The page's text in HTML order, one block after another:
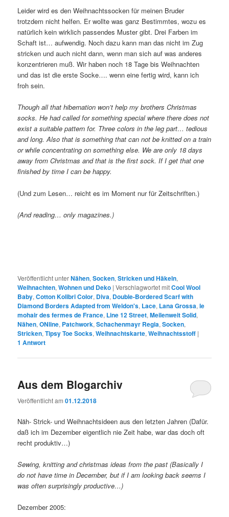
Leider wird es den Weihnachtssocken für meinen Bruder
trotzdem nicht helfen. Er wollte was ganz Bestimmtes, wozu es
natürlich kein wirklich passendes Muster gibt. Drei Farben im
Schaft ist… aufwendig. Noch dazu kann man das nicht im Zug
stricken und auch nicht dann, wenn man sich auf was anderes
konzentrieren muß. Wir haben noch 18 Tage bis Weihnachten
und das ist die erste Socke…. wenn eine fertig wird, kann ich
froh sein.
Though all that hibernation won’t help my brothers Christmas
socks. He had called for something special where there does not
exist a suitable pattern for. Three colors in the leg part… tedious
and long. Also that is something that can not be knitted on a train
or while concentrating on something else. We are only 18 days
away from Christmas and that is the first sock. If I get that one
finished by time I can be happy.
(Und zum Lesen… reicht es im Moment nur für Zeitschriften.)
(And reading… only magazines.)
Veröffentlicht unterNähen,Socken,Stricken und Häkeln,
Weihnachten,Wohnen und Deko |Verschlagwortet mitCool Wool
Baby,Cotton Kolibri Color, Diva, Double-Bordered Scarf with
Diamond Borders Adapted from Weldon's, Lace, Lana Grossa,le
mohair des fermes de France, Line 12 Street,Meilenweit Solid,
Nähen,ONline, Patchwork,Schachenmayr Regia,Socken,
Stricken,Tipsy Toe Socks,Weihnachtskarte,Weihnachtsstoff |
1 Antwort
Aus dem Blogarchiv
Veröffentlicht am01.12.2018
Näh- Strick- und Weihnachtsideen aus den letzten Jahren (Dafür.
daß ich im Dezember eigentlich nie Zeit habe, war das doch oft
recht produktiv…)
Sewing, knitting and christmas ideas from the past (Basically I
do not have time in December, but if I am looking back seems I
was often surprisingly productive…)
Dezember 2005: